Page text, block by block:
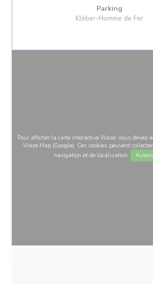
Parking
Kléber-Homme de Fer
Pour afficher la carte interactive Waze, vous devez
Waze Map (Google). Ces cookies peuvent
navigation et de localisation.